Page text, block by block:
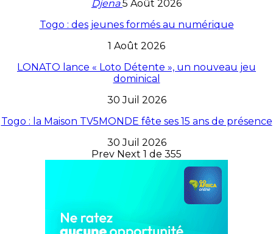
Djena5 Août 2026
Togo : des jeunes formés au numérique
1 Août 2026
LONATO lance « Loto Détente », un nouveau jeu
dominical
30 Juil 2026
Togo : la Maison TV5MONDE fête ses 15 ans de présence
30 Juil 2026
Prev Next 1 de 355